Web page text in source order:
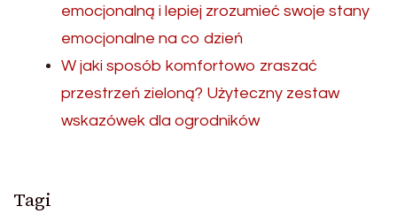
emocjonalną i lepiej zrozumieć swoje stany
emocjonalne na co dzień
W jaki sposób komfortowo zraszać
przestrzeń zieloną? Użyteczny zestaw
wskazówek dla ogrodników
Tagi